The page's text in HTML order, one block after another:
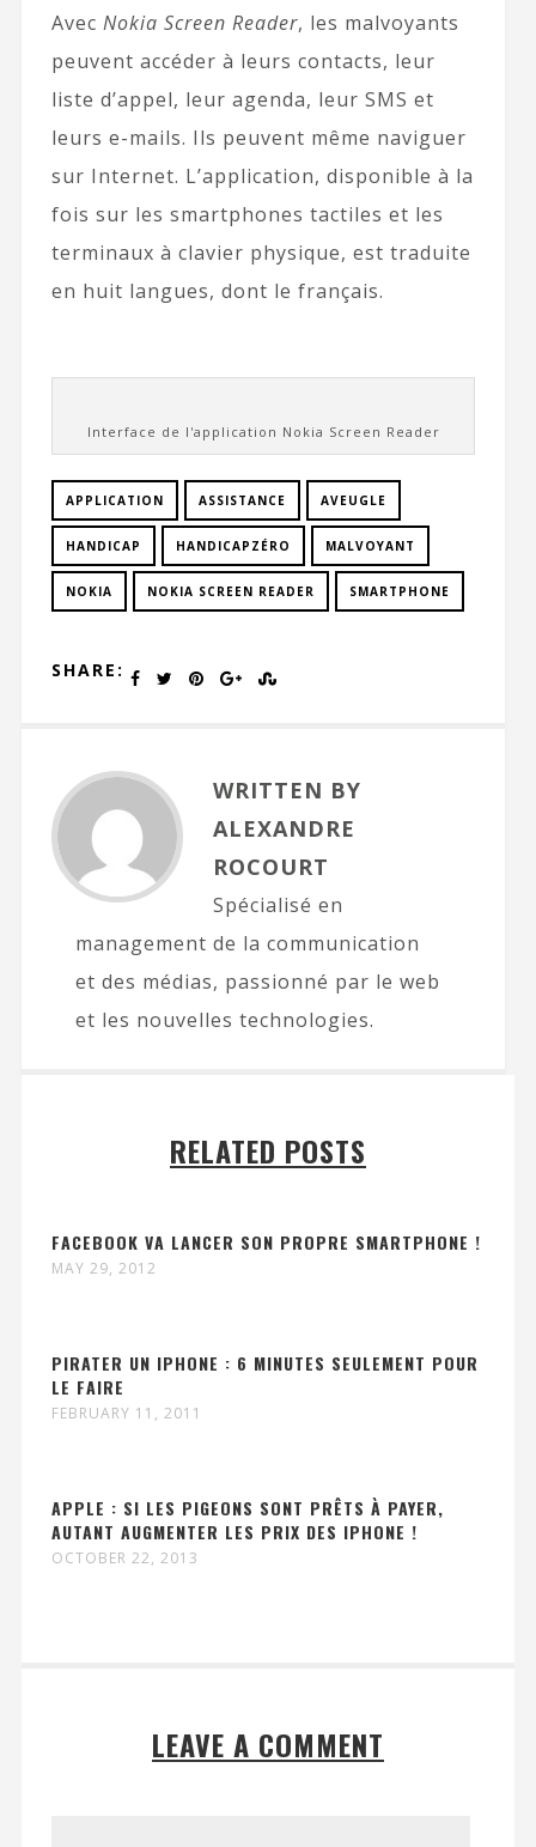
Avec Nokia Screen Reader, les malvoyants
peuvent accéder à leurs contacts, leur
liste d’appel, leur agenda, leur SMS et
leurs e-mails. Ils peuvent même naviguer
sur Internet. L’application, disponible à la
fois sur les smartphones tactiles et les
terminaux à clavier physique, est traduite
en huit langues, dont le français.
Interface de l'application Nokia Screen Reader
APPLICATION ASSISTANCE AVEUGLE
HANDICAP HANDICAPZÉRO MALVOYANT
NOKIA NOKIA SCREEN READER SMARTPHONE
SHARE:
WRITTEN BY
ALEXANDRE
ROCOURT
Spécialisé en
management de la communication
et des médias, passionné par le web
et les nouvelles technologies.
RELATED POSTS
FACEBOOK VA LANCER SON PROPRE SMARTPHONE !
MAY 29, 2012
PIRATER UN IPHONE : 6 MINUTES SEULEMENT POUR
LE FAIRE
FEBRUARY 11, 2011
APPLE : SI LES PIGEONS SONT PRÊTS À PAYER,
AUTANT AUGMENTER LES PRIX DES IPHONE !
OCTOBER 22, 2013
LEAVE A COMMENT